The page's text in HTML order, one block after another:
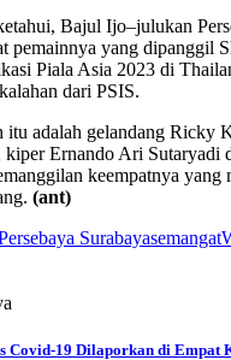
Bajul Ijo–julukan
pemainnya yang dipanggil
Piala Asia 2023 di
dari PSIS.
itu adalah gelandang Ricky
kiper Ernando Ari Sutaryadi
keempatnya yang
(ant)
Surabayasemangat
Covid-19 Dilaporkan di Empat